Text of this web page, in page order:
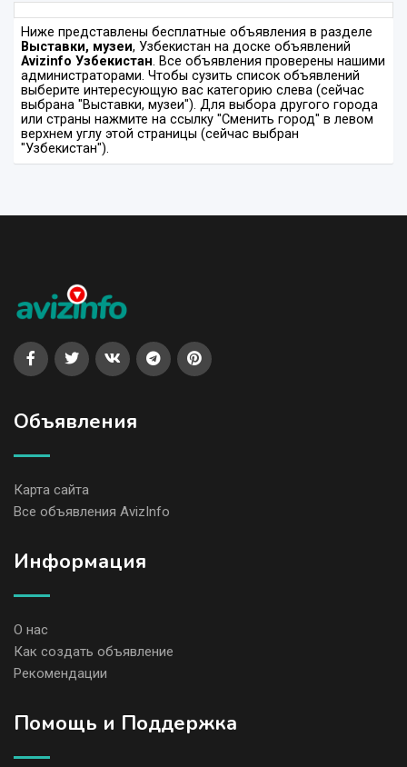
Ниже представлены бесплатные объявления в разделе
Выставки, музеи, Узбекистан на доске объявлений
Avizinfo Узбекистан. Все объявления проверены нашими
администраторами. Чтобы сузить список объявлений
выберите интересующую вас категорию слева (сейчас
выбрана "Выставки, музеи"). Для выбора другого города
или страны нажмите на ссылку "Сменить город" в левом
верхнем углу этой страницы (сейчас выбран
"Узбекистан").
Объявления
Карта сайта
Все объявления AvizInfo
Информация
О нас
Как создать объявление
Рекомендации
Помощь и Поддержка